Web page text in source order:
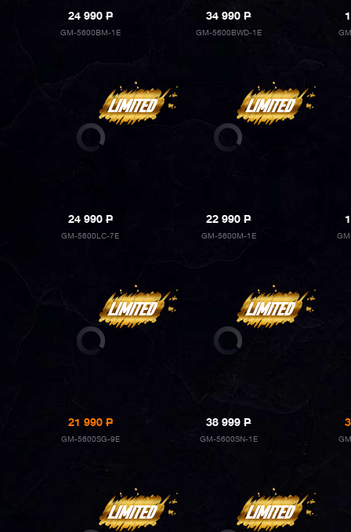
24 990P
GM-5600BM-1E
34 990P
GM-5600BWD-1E
24 990P
GM-5600LC-7E
22 990P
GM-5600M-1E
21 990P
GM-5600SG-9E
38 999P
GM-5600SN-1E